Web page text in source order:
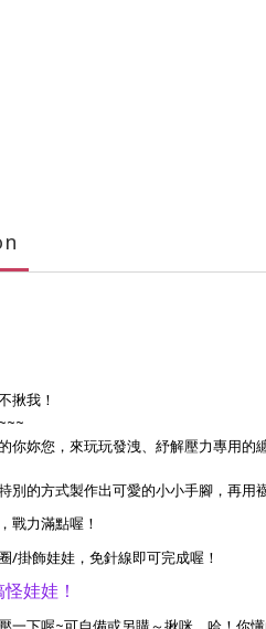
揪我！
~~~
你妳您，來玩玩發洩、紓解壓力專用的
別的方式製作出可愛的小小手腳，再用
戰力滿點喔！
/掛飾娃娃，免針線即可完成喔！
娃娃！